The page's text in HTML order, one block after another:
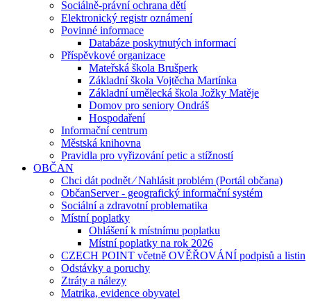
Sociálně-právní ochrana dětí
Elektronický registr oznámení
Povinné informace
Databáze poskytnutých informací
Příspěvkové organizace
Mateřská škola Brušperk
Základní škola Vojtěcha Martínka
Základní umělecká škola Jožky Matěje
Domov pro seniory Ondráš
Hospodaření
Informační centrum
Městská knihovna
Pravidla pro vyřizování petic a stížností
OBČAN
Chci dát podnět ⁄ Nahlásit problém (Portál občana)
ObčanServer - geografický informační systém
Sociální a zdravotní problematika
Místní poplatky
Ohlášení k místnímu poplatku
Místní poplatky na rok 2026
CZECH POINT včetně OVĚŘOVÁNÍ podpisů a listin
Odstávky a poruchy
Ztráty a nálezy
Matrika, evidence obyvatel